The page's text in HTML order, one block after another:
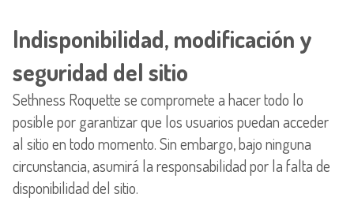
Indisponibilidad, modificación y
seguridad del sitio
Sethness Roquette se compromete a hacer todo lo
posible por garantizar que los usuarios puedan acceder
al sitio en todo momento. Sin embargo, bajo ninguna
circunstancia, asumirá la responsabilidad por la falta de
disponibilidad del sitio.